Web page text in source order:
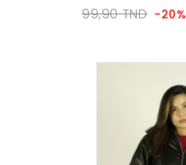
99,90 TND -20%